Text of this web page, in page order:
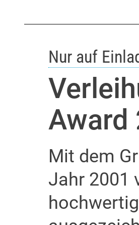
Nur auf
Award
Mit dem
Jahr 2001